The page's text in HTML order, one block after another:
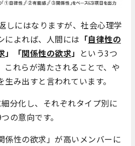
しにはなりますが、社会心理学
によれば、人間には 「自律性の
」「関係性の欲求」 という3つ
これらが満たされることで、や
み出すと言われています。
分化し、それぞれタイプ別に
つの意向です。
係性の欲求」が高いメンバーに